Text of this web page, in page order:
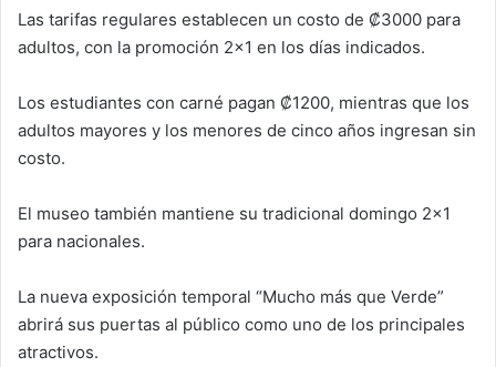
Las tarifas regulares establecen un costo de ₡3000 para
adultos, con la promoción 2×1 en los días indicados.
Los estudiantes con carné pagan ₡1200, mientras que los
adultos mayores y los menores de cinco años ingresan sin
costo.
El museo también mantiene su tradicional domingo 2×1
para nacionales.
La nueva exposición temporal “Mucho más que Verde”
abrirá sus puertas al público como uno de los principales
atractivos.